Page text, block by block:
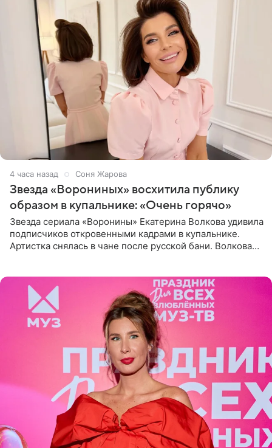
4 часа назад Соня Жарова
Звезда «Ворониных» восхитила публику
образом в купальнике: «Очень горячо»
Звезда сериала «Воронины» Екатерина Волкова удивила
подписчиков откровенными кадрами в купальнике.
Артистка снялась в чане после русской бани. Волкова